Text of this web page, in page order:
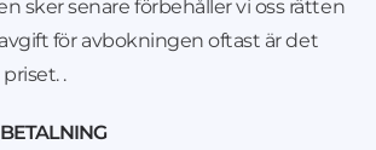
sker senare förbehåller vi oss rätten
för avbokningen oftast är det
.